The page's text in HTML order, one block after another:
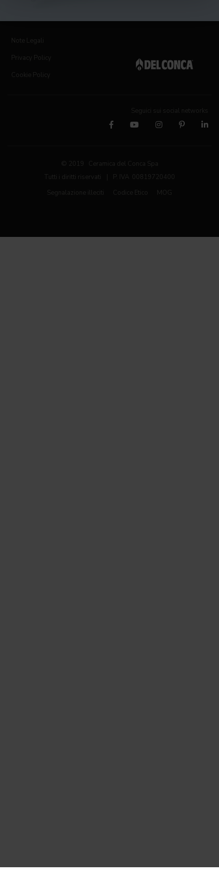
Note Legali
Privacy Policy
Cookie Policy
Seguici sui social networks
© 2019 Ceramica del Conca Spa
Tutti i diritti riservati
P. IVA 00819720400
Segnalazione illeciti
Codice Etico MOG